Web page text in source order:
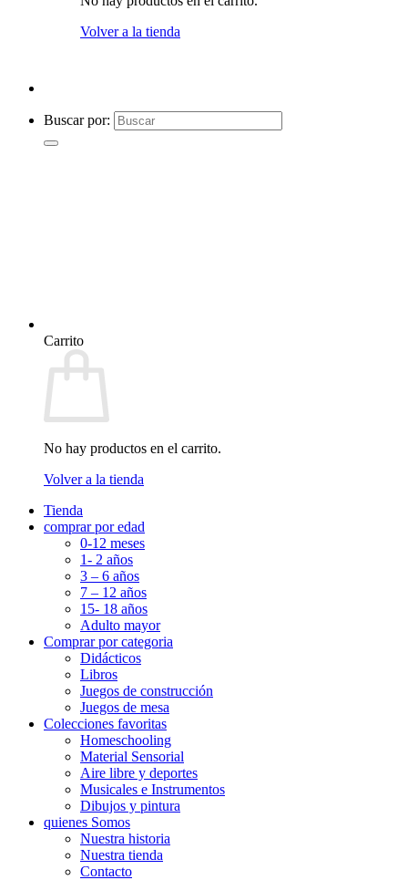
Volver a la tienda
Buscar por:
Carrito
No hay productos en el carrito.
Volver a la tienda
Tienda
comprar por edad
0-12 meses
1- 2 años
3 – 6 años
7 – 12 años
15- 18 años
Adulto mayor
Comprar por categoria
Didácticos
Libros
Juegos de construcción
Juegos de mesa
Colecciones favoritas
Homeschooling
Material Sensorial
Aire libre y deportes
Musicales e Instrumentos
Dibujos y pintura
quienes Somos
Nuestra historia
Nuestra tienda
Contacto